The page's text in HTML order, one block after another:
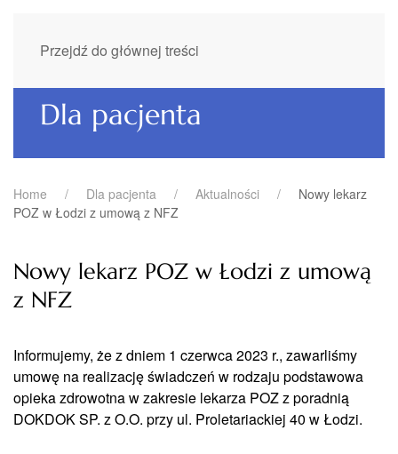
Przejdź do głównej treści
Dla pacjenta
Home Dla pacjenta Aktualności
Nowy lekarz
POZ w Łodzi z umową z NFZ
Nowy lekarz POZ w Łodzi z umową
z NFZ
Informujemy, że z dniem 1 czerwca 2023 r., zawarliśmy
umowę na realizację świadczeń w rodzaju podstawowa
opieka zdrowotna w zakresie lekarza POZ z poradnią
DOKDOK SP. z O.O. przy ul. Proletariackiej 40 w Łodzi.